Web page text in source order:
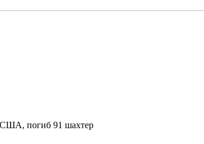
погиб 91 шахтер